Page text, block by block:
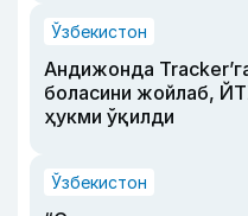
Ўзбекистон
Андижонда
боласини жойлаб,
ҳукми ўқилди
Ўзбекистон